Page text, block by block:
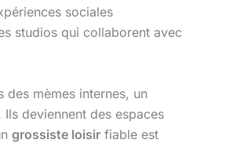
sociales
studios qui collaborent avec
des mèmes internes, un
deviennent des espaces
grossiste loisir fiable est